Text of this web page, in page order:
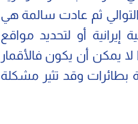
التوالي ثم عادت سالمة هي
أو لتحديد مواقع
يمكن أن يكون فالأقمار
بطائرات وقد تثير مشكلة